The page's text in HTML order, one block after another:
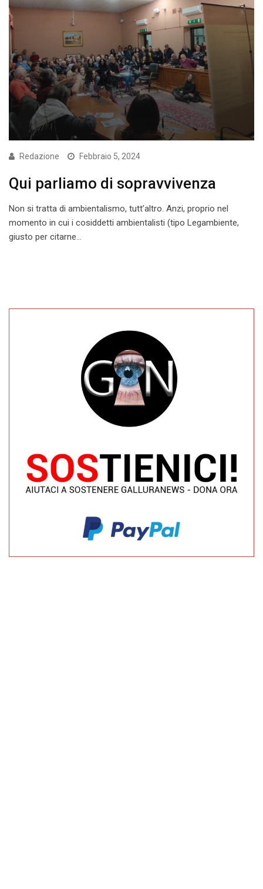
Redazione Febbraio 5, 2024
Qui parliamo di sopravvivenza
Non si tratta di ambientalismo, tutt’altro. Anzi, proprio nel
momento in cui i cosiddetti ambientalisti (tipo Legambiente,
giusto per citarne…